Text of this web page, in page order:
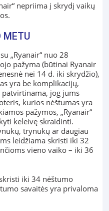
nepriima į skrydį vaikų
METU
„Ryanair“ nuo 28
pažyma (būtinai Ryanair
nei 14 d. iki skrydžio),
yra be komplikacijų,
jog jums
kurios nėštumas yra
pažymos, „Ryanair“
keleivę skraidinti.
trynukų ar daugiau
leidžiama skristi iki 32
vieno vaiko – iki 36
iki 34 nėštumo
savaitės yra privaloma